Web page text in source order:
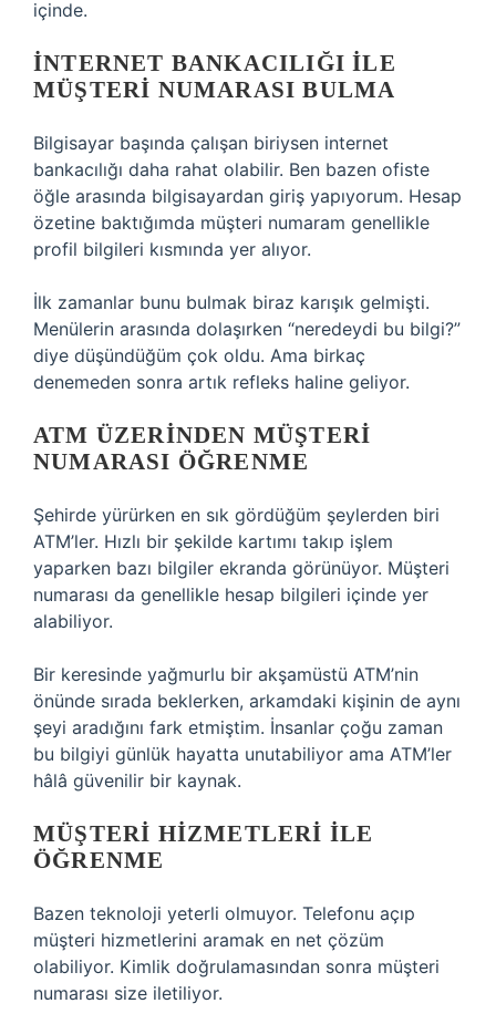
içinde.
İNTERNET BANKACILIĞI ILE
MÜŞTERI NUMARASI BULMA
Bilgisayar başında çalışan biriysen internet
bankacılığı daha rahat olabilir. Ben bazen ofiste
öğle arasında bilgisayardan giriş yapıyorum. Hesap
özetine baktığımda müşteri numaram genellikle
profil bilgileri kısmında yer alıyor.
İlk zamanlar bunu bulmak biraz karışık gelmişti.
Menülerin arasında dolaşırken “neredeydi bu bilgi?”
diye düşündüğüm çok oldu. Ama birkaç
denemeden sonra artık refleks haline geliyor.
ATM ÜZERINDEN MÜŞTERI
NUMARASI ÖĞRENME
Şehirde yürürken en sık gördüğüm şeylerden biri
ATM’ler. Hızlı bir şekilde kartımı takıp işlem
yaparken bazı bilgiler ekranda görünüyor. Müşteri
numarası da genellikle hesap bilgileri içinde yer
alabiliyor.
Bir keresinde yağmurlu bir akşamüstü ATM’nin
önünde sırada beklerken, arkamdaki kişinin de aynı
şeyi aradığını fark etmiştim. İnsanlar çoğu zaman
bu bilgiyi günlük hayatta unutabiliyor ama ATM’ler
hâlâ güvenilir bir kaynak.
MÜŞTERI HIZMETLERI ILE
ÖĞRENME
Bazen teknoloji yeterli olmuyor. Telefonu açıp
müşteri hizmetlerini aramak en net çözüm
olabiliyor. Kimlik doğrulamasından sonra müşteri
numarası size iletiliyor.